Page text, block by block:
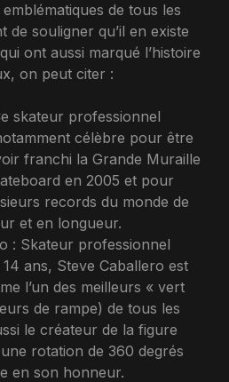
de tous les
de souligner qu’il en existe
ont aussi marqué l’histoire
on peut citer :
skateur professionnel
célèbre pour être
franchi la Grande Muraille
en 2005 et pour
records du monde de
et en longueur.
: Skateur professionnel
14 ans, Steve Caballero est
l’un des meilleurs « vert
de rampe) de tous les
le créateur de la figure
rotation de 360 degrés
en son honneur.